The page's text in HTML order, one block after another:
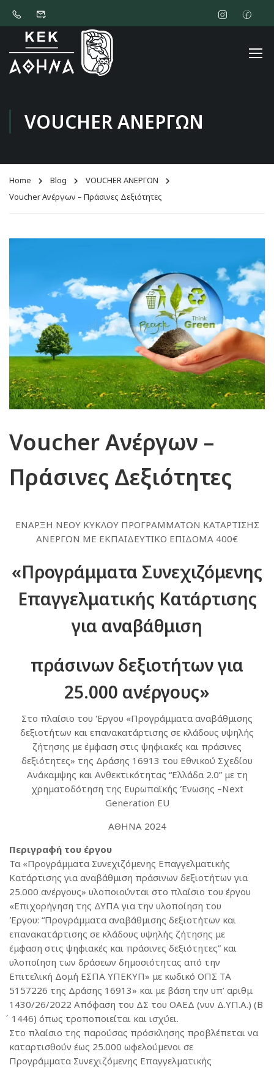
VOUCHER ΑΝΕΡΓΩΝ
Home Blog
VOUCHER ΑΝΕΡΓΩΝ
Voucher Ανέργων – Πράσινες Δεξιότητες
Voucher Ανέργων –
Πράσινες Δεξιότητες
ΕΝΑΡΞΗ ΝΕΟΥ ΚΥΚΛΟΥ ΠΡΟΓΡΑΜΜΑΤΩΝ ΚΑΤΑΡΤΙΣΗΣ
ΑΝΕΡΓΩΝ ΜΕ ΕΚΠΑΙΔΕΥΤΙΚΟ ΕΠΙΔΟΜΑ 400€
«Προγράμματα Συνεχιζόμενης
Επαγγελματικής Κατάρτισης
για αναβάθμιση
πράσινων δεξιοτήτων για
25.000 ανέργους»
Στο πλαίσιο του Έργου «Προγράμματα αναβάθμισης
δεξιοτήτων και επανακατάρτισης σε κλάδους υψηλής
ζήτησης με έμφαση στις ψηφιακές και πράσινες
δεξιότητες» της Δράσης 16913 του Εθνικού Σχεδίου
Ανάκαμψης και Ανθεκτικότητας “Ελλάδα 2.0” με τη
χρηματοδότηση της Ευρωπαϊκής Ένωσης –Next
Generation EU
ΑΘΗΝΑ 2024
Περιγραφή του έργου
Τα «Προγράμματα Συνεχιζόμενης Επαγγελματικής
Κατάρτισης για αναβάθμιση πράσινων δεξιοτήτων για
25.000 ανέργους» υλοποιούνται στο πλαίσιο του έργου
«Επιχορήγηση της ΔΥΠΑ για την υλοποίηση του
Έργου: “Προγράμματα αναβάθμισης δεξιοτήτων και
επανακατάρτισης σε κλάδους υψηλής ζήτησης με
έμφαση στις ψηφιακές και πράσινες δεξιότητες” και
υλοποίηση των δράσεων δημοσιότητας από την
Επιτελική Δομή ΕΣΠΑ ΥΠΕΚΥΠ» με κωδικό ΟΠΣ ΤΑ
5157226 της Δράσης 16913» και με βάση την υπ’ αριθμ.
1430/26/2022 Απόφαση του ΔΣ του ΟΑΕΔ (νυν Δ.ΥΠ.Α.) (Β
́ 1446) όπως τροποποιείται και ισχύει.
Στο πλαίσιο της παρούσας πρόσκλησης προβλέπεται να
καταρτισθούν έως 25.000 ωφελούμενοι σε
Προγράμματα Συνεχιζόμενης Επαγγελματικής